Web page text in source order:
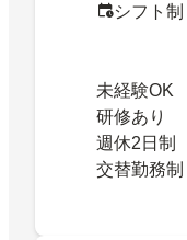
シフト
未経験OK
研修あり
週休2日制
交替勤務制